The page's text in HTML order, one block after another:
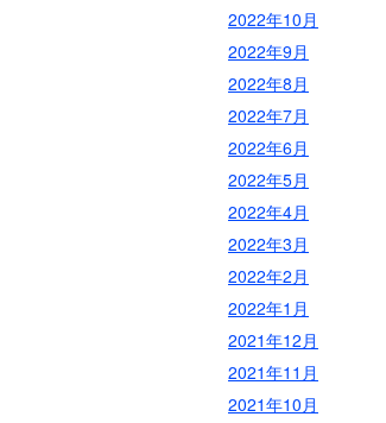
2022年10月
2022年9月
2022年8月
2022年7月
2022年6月
2022年5月
2022年4月
2022年3月
2022年2月
2022年1月
2021年12月
2021年11月
2021年10月